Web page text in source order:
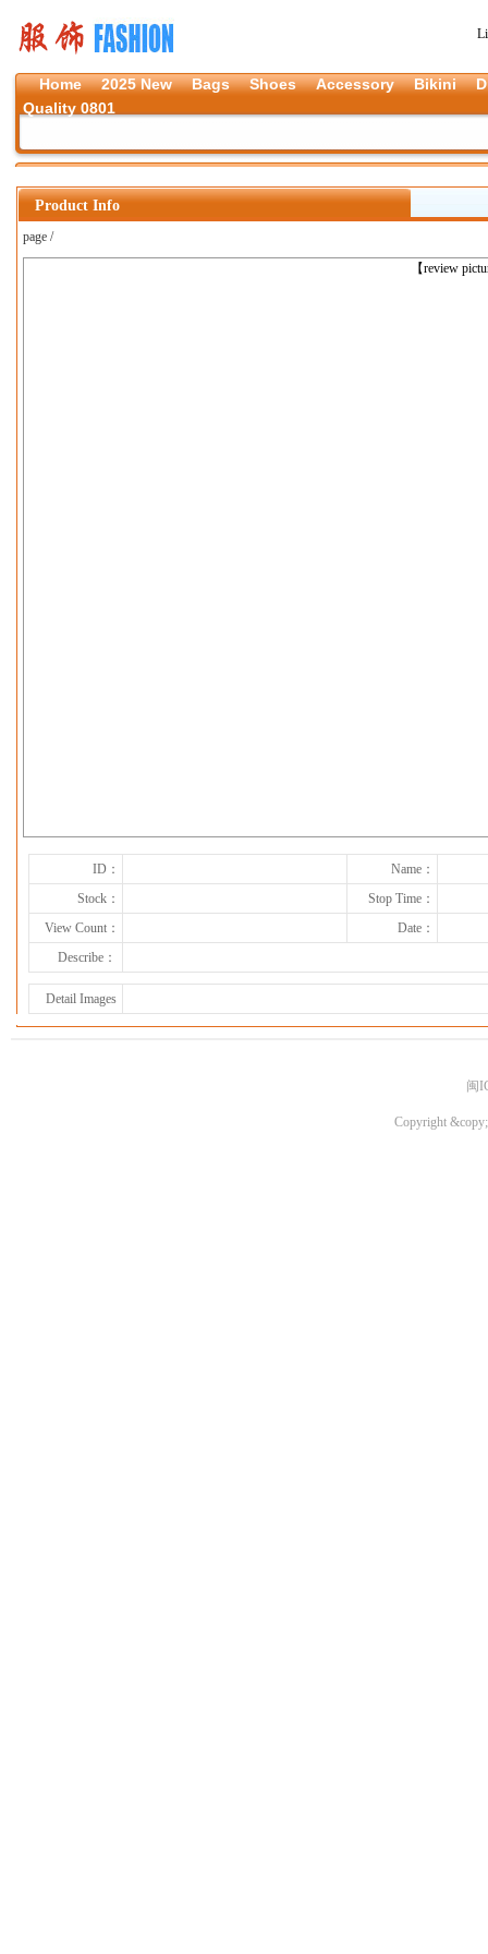
Home 2025 New Bags Shoes Accessory Bikini
Quality 0801
Product Info
page /
【review
上一张
ID：
Name：
Stock：
Stop Time：
View Count：
Date：
Describe：
Detail Images
闽
Copyright